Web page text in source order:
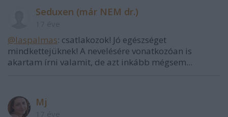
Seduxen (már NEM dr.)
@laspalmas: csatlakozok! Jó egészséget
mindkettejüknek! A nevelésére vonatkozóan is
akartam írni valamit, de azt inkább mégsem...
Mj